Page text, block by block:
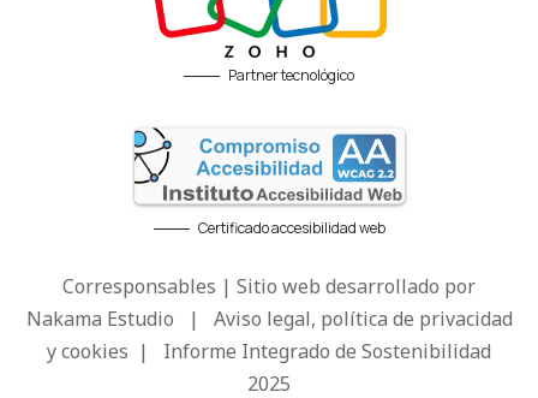
Partner tecnológico
Certificado accesibilidad web
Corresponsables | Sitio web desarrollado por
Nakama Estudio | Aviso legal, política de privacidad
y cookies | Informe Integrado de Sostenibilidad
2025